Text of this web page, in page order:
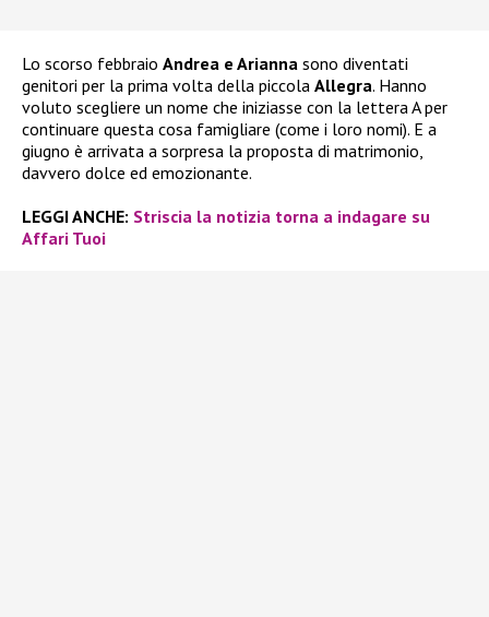
Lo scorso febbraio Andrea e Arianna sono diventati
genitori per la prima volta della piccola Allegra. Hanno
voluto scegliere un nome che iniziasse con la lettera A per
continuare questa cosa famigliare (come i loro nomi). E a
giugno è arrivata a sorpresa la proposta di matrimonio,
davvero dolce ed emozionante.
LEGGI ANCHE: Striscia la notizia torna a indagare su
Affari Tuoi